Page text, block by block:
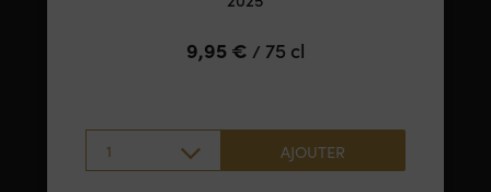
9,95 € / 75 cl
1 AJOUTER